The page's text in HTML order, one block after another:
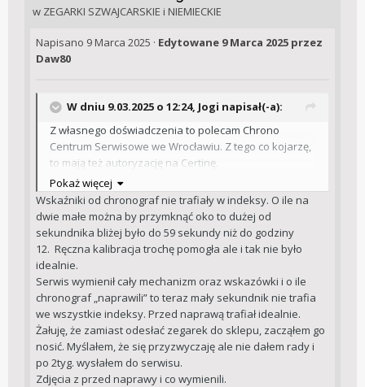
w ZEGARKI SZWAJCARSKIE i NIEMIECKIE
Napisano 9 Marca 2025 · Edytowane 9 Marca 2025 przez
Daw80
W dniu 9.03.2025 o 12:24, Jogi napisał(-a):
Z własnego doświadczenia to polecam Chrono
Centrum Serwisowe we Wrocławiu. Z tego co kojarzę,
to mają też autoryzację na Certinę.
A co było nie tak z zegarkiem i co tym razem
specjaliści z Marynarskiej wyczarowali?
Pokaż więcej
Wskaźniki od chronograf nie trafiały w indeksy. O ile na
dwie małe można by przymknąć oko to dużej od
sekundnika bliżej było do 59 sekundy niż do godziny
12. Ręczna kalibracja trochę pomogła ale i tak nie było
idealnie.
Serwis wymienił cały mechanizm oraz wskazówki i o ile
chronograf „naprawili” to teraz mały sekundnik nie trafia
we wszystkie indeksy. Przed naprawą trafiał idealnie.
Żałuję, że zamiast odesłać zegarek do sklepu, zacząłem go
nosić. Myślałem, że się przyzwyczaję ale nie dałem rady i
po 2tyg. wysłałem do serwisu.
Zdjęcia z przed naprawy i co wymienili.